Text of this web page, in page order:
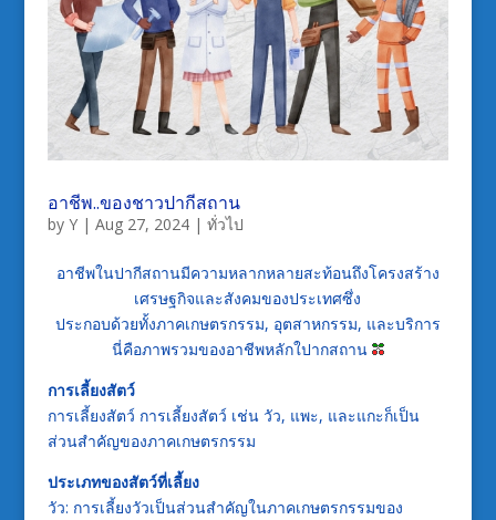
อาชีพ..ของชาวปากีสถาน
by Y| Aug 27, 2024| ทั่วไป
อาชีพในปากีสถานมีความหลากหลายสะท้อนถึงโครงสร้าง
เศรษฐกิจและสังคมของประเทศซึ่ง
ประกอบด้วยทั้งภาคเกษตรกรรม, อุตสาหกรรม, และบริการ
นี่คือภาพรวมของอาชีพหลักใปากสถาน
การเลี้ยงสัตว์
การเลี้ยงสัตว์ การเลี้ยงสัตว์ เช่น วัว, แพะ, และแกะก็เป็น
ส่วนสำคัญของภาคเกษตรกรรม
ประเภทของสัตว์ที่เลี้ยง
วัว: การเลี้ยงวัวเป็นส่วนสำคัญในภาคเกษตรกรรมของ